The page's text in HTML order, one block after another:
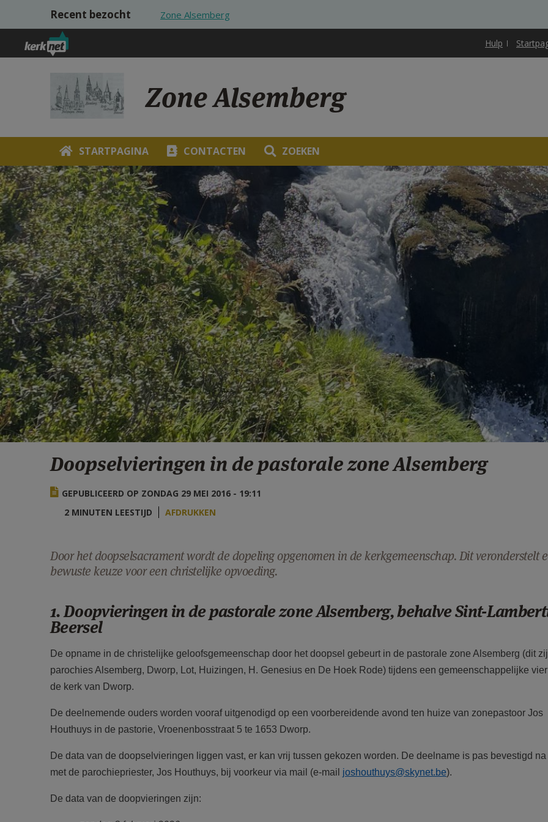
Overslaan en naar de inhoud gaan
Recent bezocht Zone Alsemberg
Hulp
Zone Alsemberg
STARTPAGINA CONTACTEN ZOEKEN
Doopselvieringen in de pastorale zone Alsemberg
GEPUBLICEERD OP ZONDAG 29 MEI 2016 - 19:11
2 MINUTEN LEESTIJD
AFDRUKKEN
Door het doopselsacrament wordt de dopeling opgenomen in de kerkgemeenschap. Dit veronderstelt
bewuste keuze voor een christelijke opvoeding.
1. Doopvieringen in de pastorale zone Alsemberg, behalve Sint-
Beersel
De opname in de christelijke geloofsgemeenschap door het doopsel gebeurt in de pastorale zone Alsemberg (dit
parochies Alsemberg, Dworp, Lot, Huizingen, H. Genesius en De Hoek Rode) tijdens een gemeenschappelijke
de kerk van Dworp.
De deelnemende ouders worden vooraf uitgenodigd op een voorbereidende avond ten huize van zonepastoor Jos
Houthuys in de pastorie, Vroenenbosstraat 5 te 1653 Dworp.
De data van de doopselvieringen liggen vast, er kan vrij tussen gekozen worden. De deelname is pas bevestigd
met de parochiepriester, Jos Houthuys, bij voorkeur via mail (e-mail joshouthuys@skynet.be).
De data van de doopvieringen zijn: